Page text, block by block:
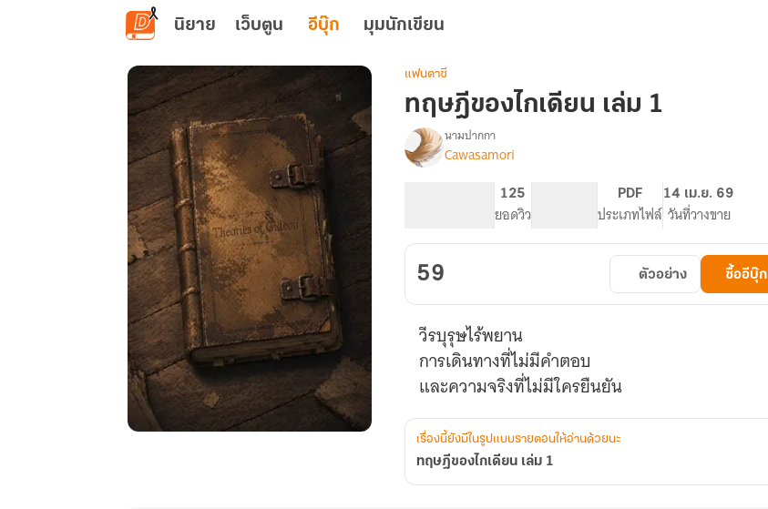
ข้ามไปยังเนื้อหาหลัก
นิยาย เว็บตูน อีบุ๊ก มุมนักเขียน
แฟนตาซี
ทฤษฎีของไกเดียน เล่ม 1
เรื่อง
ทฤษฎี
น
เล่ม
นามปากกา
Cawasamori
125
ยอดวิว
PDF
ประเภทไฟล์
14 เม.ย. 69
วันที่วางขาย
59 ตัวอย่าง ซื้ออีบุ๊ก
วีรบุรุษไร้พยาน
การเดินทางที่ไม่มีคำตอบ
และความจริงที่ไม่มีใครยืนยัน
เรื่องนี้ยังมีในรูปแบบรายตอนให้อ่านด้วยนะ
ทฤษฎีของไกเดียน เล่ม 1